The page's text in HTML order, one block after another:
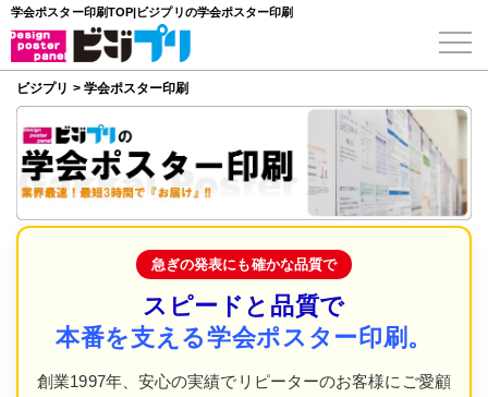
学会ポスター印刷TOP|ビジプリの学会ポスター印刷
ビジプリ > 学会ポスター印刷
急ぎの発表にも確かな品質で
スピードと品質で
本番を支える学会ポスター印刷。
創業1997年、安心の実績でリピーターのお客様にご愛顧